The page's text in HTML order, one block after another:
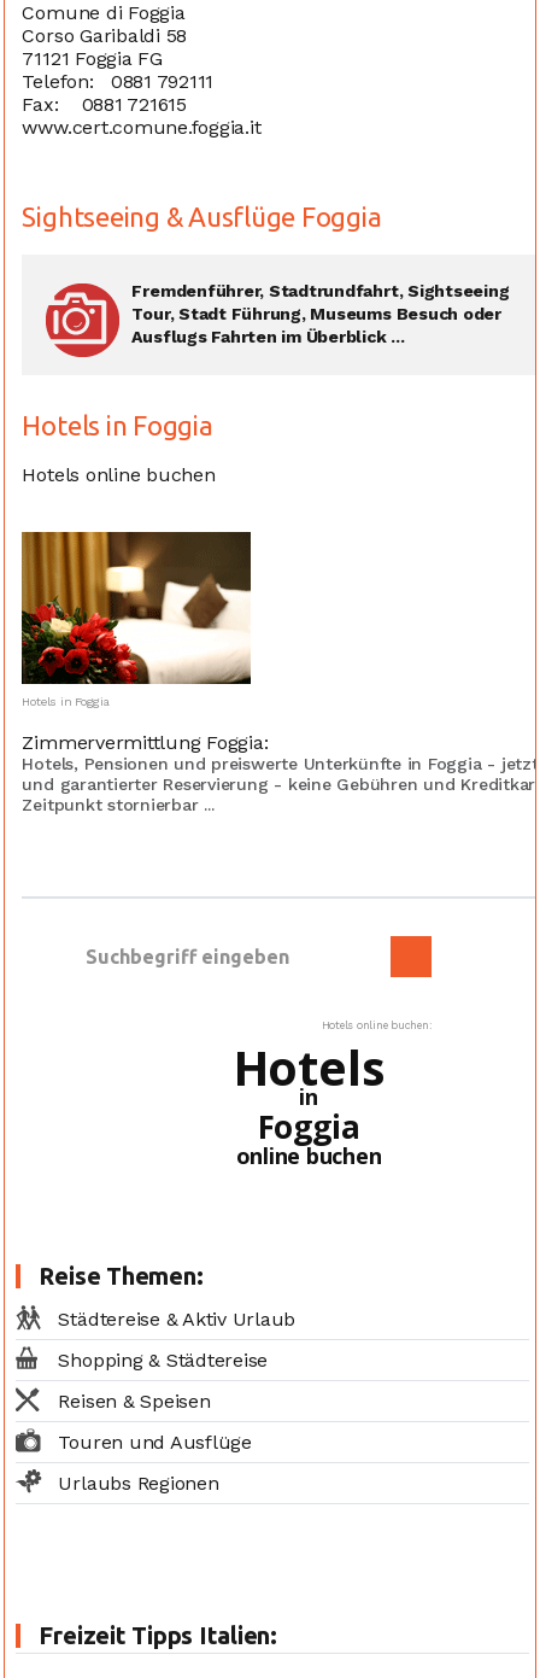
Comune di Foggia
Corso Garibaldi 58
71121 Foggia FG
Telefon: 0881 792111
Fax: 0881 721615
www.cert.comune.foggia.it
Sightseeing & Ausflüge Foggia
Fremdenführer, Stadtrundfahrt, Sightseeing
Tour, Stadt Führung, Museums Besuch oder
Ausflugs Fahrten im Überblick ...
Hotels in Foggia
Hotels online buchen
Hotels in Foggia
Zimmervermittlung Foggia:
Hotels, Pensionen und preiswerte Unterkünfte in Foggia -
und garantierter Reservierung - keine Gebühren und
Zeitpunkt stornierbar ...
Hotels online buchen:
Hotels
in
Foggia
online buchen
Reise Themen:
Städtereise & Aktiv Urlaub
Shopping & Städtereise
Reisen & Speisen
Touren und Ausflüge
Urlaubs Regionen
Freizeit Tipps Italien: